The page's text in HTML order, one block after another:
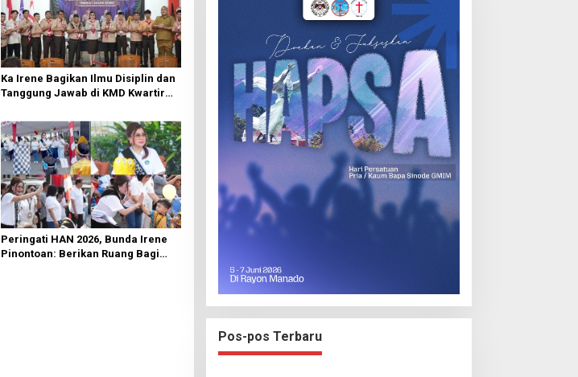
Ka Irene Bagikan Ilmu Disiplin dan
Tanggung Jawab di KMD Kwartir
Peringati HAN 2026, Bunda Irene
Pinontoan: Berikan Ruang Bagi
Pos-pos Terbaru